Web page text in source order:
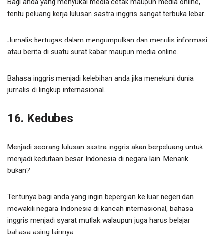
Bagi anda yang menyukai media cetak maupun media online,
tentu peluang kerja lulusan sastra inggris sangat terbuka lebar.
Jurnalis bertugas dalam mengumpulkan dan menulis informasi
atau berita di suatu surat kabar maupun media online.
Bahasa inggris menjadi kelebihan anda jika menekuni dunia
jurnalis di lingkup internasional.
16. Kedubes
Menjadi seorang lulusan sastra inggris akan berpeluang untuk
menjadi kedutaan besar Indonesia di negara lain. Menarik
bukan?
Tentunya bagi anda yang ingin bepergian ke luar negeri dan
mewakili negara Indonesia di kancah internasional, bahasa
inggris menjadi syarat mutlak walaupun juga harus belajar
bahasa asing lainnya.